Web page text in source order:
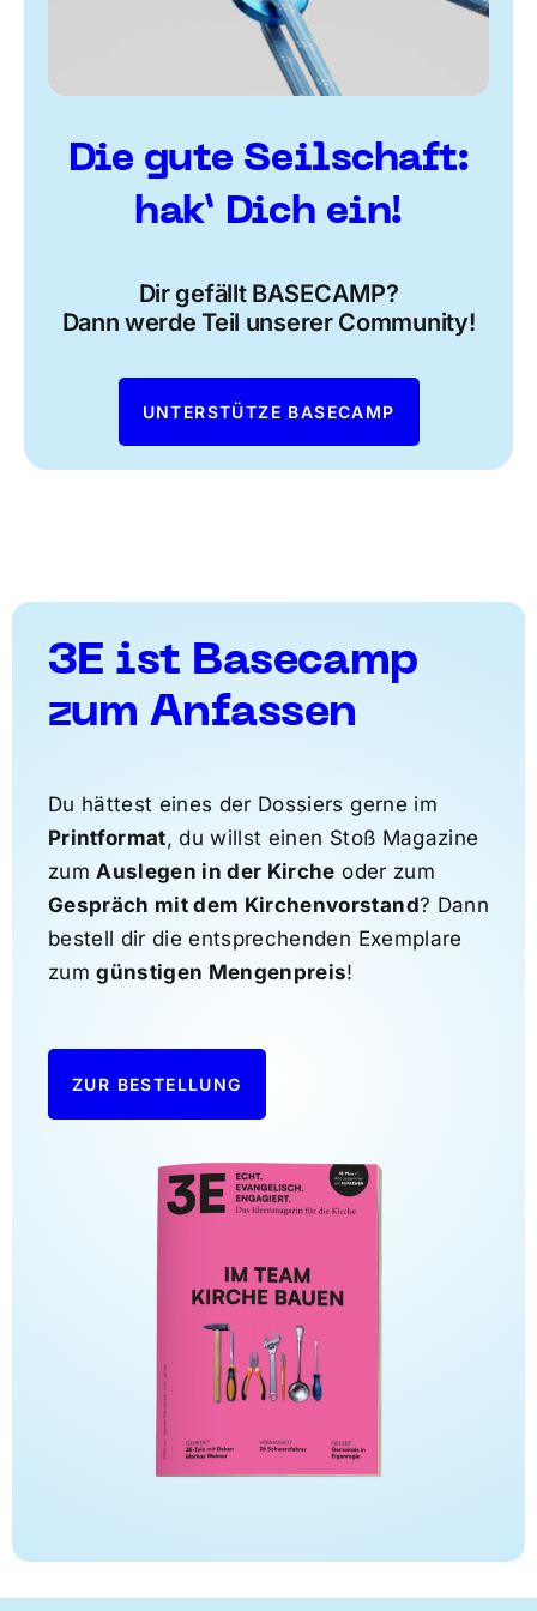
Die gute Seilschaft:
hak’ Dich ein!
Dir gefällt BASECAMP?
Dann werde Teil unserer Community!
UNTERSTÜTZE BASECAMP
3E ist Basecamp
zum Anfassen
Du hättest eines der Dossiers gerne im
Printformat, du willst einen Stoß Magazine
zumAuslegen in der Kirche oder zum
Gespräch mit dem Kirchenvorstand? Dann
bestell dir die entsprechenden Exemplare
zumgünstigen Mengenpreis!
ZUR BESTELLUNG